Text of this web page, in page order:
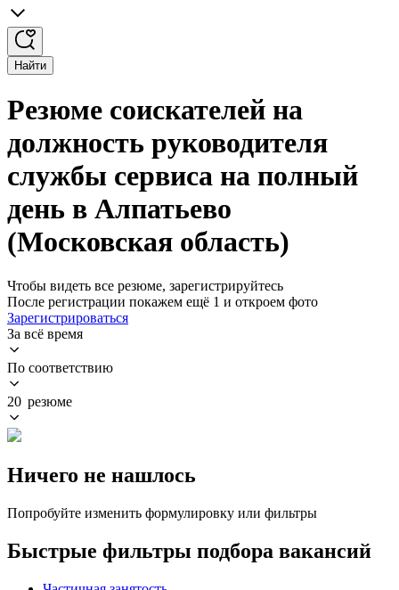
Найти
Резюме соискателей на
должность руководителя
службы сервиса на полный
день в Алпатьево
(Московская область)
Чтобы видеть все резюме, зарегистрируйтесь
После регистрации покажем ещё 1 и откроем фото
Зарегистрироваться
За всё время
По соответствию
20 резюме
Ничего не нашлось
Попробуйте изменить формулировку или фильтры
Быстрые фильтры подбора вакансий